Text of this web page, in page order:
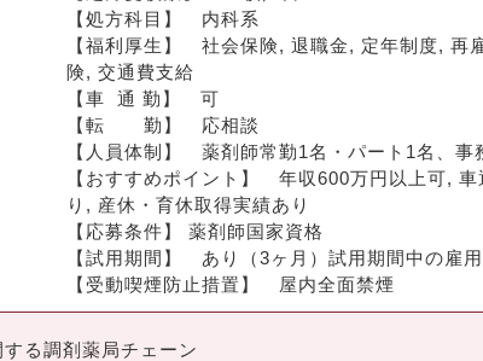
【処方科目】　内科系
【福利厚生】　社会保険, 退職金, 定年制度,
険, 交通費支給
【車  通 勤】　可
【転　　勤】　応相談
【人員体制】　薬剤師常勤1名・パート1名、事
【おすすめポイント】　年収600万円以上可,
り, 産休・育休取得実績あり
【応募条件】 薬剤師国家資格
【試用期間】　あり（3ヶ月）試用期間中の雇
【受動喫煙防止措置】　屋内全面禁煙
る調剤薬局チェーン